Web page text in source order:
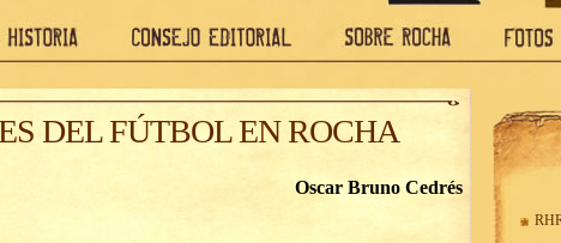
DEL FÚTBOL EN ROCHA
Oscar Bruno Cedrés